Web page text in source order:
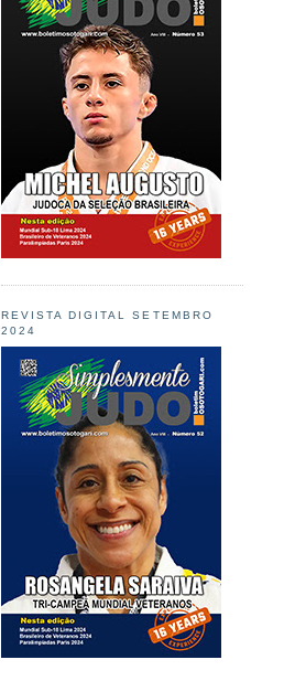
REVISTA DIGITAL SETEMBRO
2024